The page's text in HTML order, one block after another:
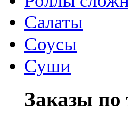
Салаты
Соусы
Суши
Заказы по